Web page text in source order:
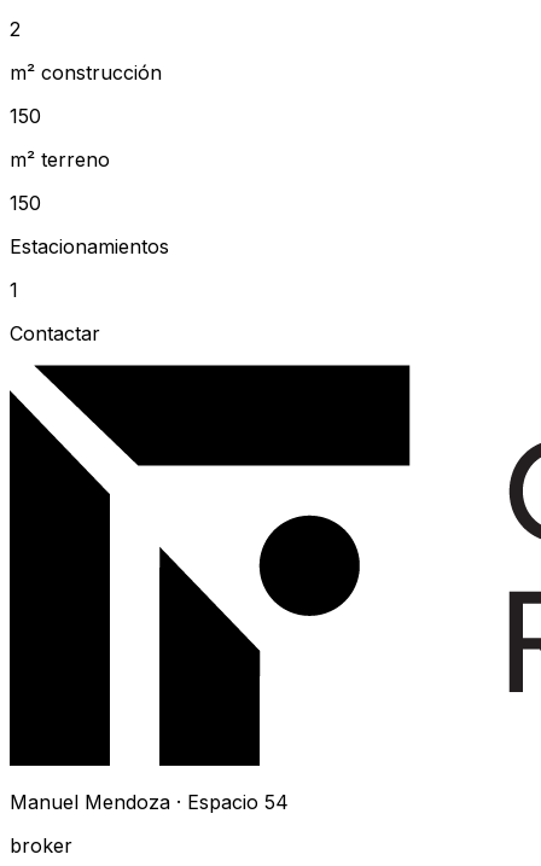
2
m² construcción
150
m² terreno
150
Estacionamientos
1
Contactar
Manuel Mendoza · Espacio 54
broker